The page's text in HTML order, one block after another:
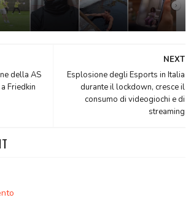
NEXT
Esplosione degli Esports in Italia
durante il lockdown, cresce il
consumo di videogiochi e di
streaming
della AS
Friedkin